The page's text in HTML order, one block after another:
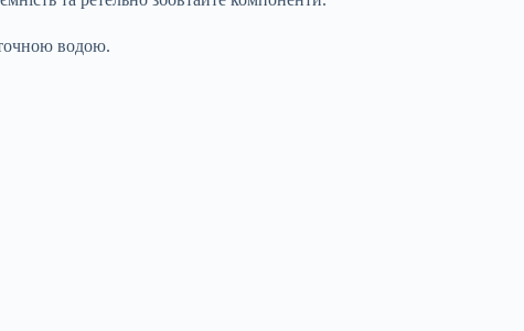
водою.